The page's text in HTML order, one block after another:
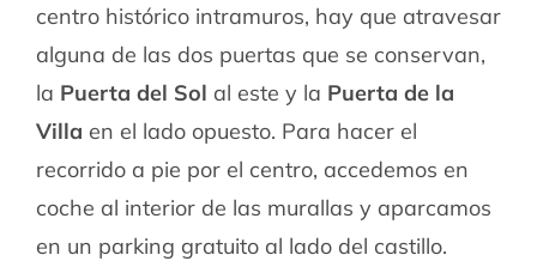
centro histórico intramuros, hay que atravesar
alguna de las dos puertas que se conservan,
la Puerta del Sol al este y la Puerta de la
Villa en el lado opuesto. Para hacer el
recorrido a pie por el centro, accedemos en
coche al interior de las murallas y aparcamos
en un parking gratuito al lado del castillo.